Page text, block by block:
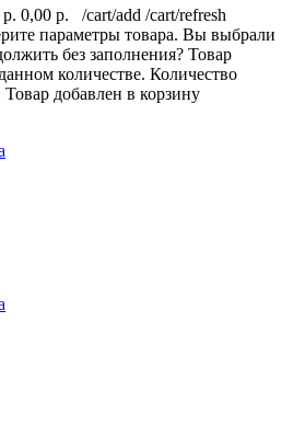
0,00 р. /cart/add /cart/refresh
параметры товара. Вы выбрали
без заполнения? Товар
количестве. Количество
Товар добавлен в корзину